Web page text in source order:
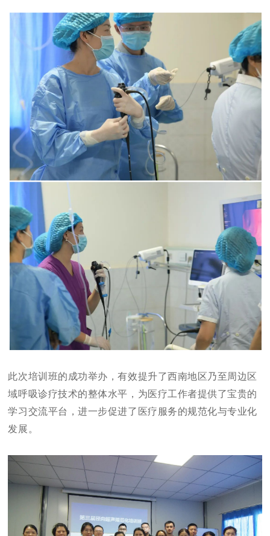
此次培训班的成功举办，有效提升了西南地区乃至周边区
域呼吸诊疗技术的整体水平，为医疗工作者提供了宝贵的
学习交流平台，进一步促进了医疗服务的规范化与专业化
发展。